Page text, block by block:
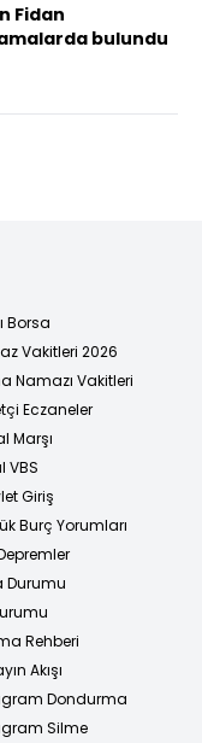
Fidan
bulundu
Borsa
Vakitleri 2026
Namazı Vakitleri
Eczaneler
Marşı
VBS
Giriş
Burç Yorumları
Durumu
Rehberi
Akışı
Dondurma
Silme